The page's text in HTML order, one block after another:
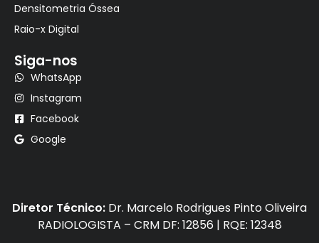
Densitometria Óssea
Raio-x Digital
Siga-nos
WhatsApp
Instagram
Facebook
Google
Diretor Técnico: Dr. Marcelo Rodrigues Pinto Oliveira
RADIOLOGISTA – CRM DF: 12856 | RQE: 12348